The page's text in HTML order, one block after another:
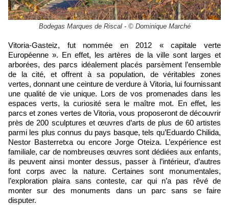
Bodegas Marques de Riscal - © Dominique Marché
Vitoria-Gasteiz, fut nommée en 2012 « capitale verte
Européenne ». En effet, les artères de la ville sont larges et
arborées, des parcs idéalement placés parsèment l’ensemble
de la cité, et offrent à sa population, de véritables zones
vertes, donnant une ceinture de verdure à Vitoria, lui fournissant
une qualité de vie unique. Lors de vos promenades dans les
espaces verts, la curiosité sera le maître mot. En effet, les
parcs et zones vertes de Vitoria, vous proposeront de découvrir
près de 200 sculptures et œuvres d’arts de plus de 60 artistes
parmi les plus connus du pays basque, tels qu’Eduardo Chilida,
Nestor Basterretxa ou encore Jorge Oteiza. L’expérience est
familiale, car de nombreuses œuvres sont dédiées aux enfants,
ils peuvent ainsi monter dessus, passer à l’intérieur, d’autres
font corps avec la nature. Certaines sont monumentales,
l’exploration plaira sans conteste, car qui n’a pas rêvé de
monter sur des monuments dans un parc sans se faire
disputer.